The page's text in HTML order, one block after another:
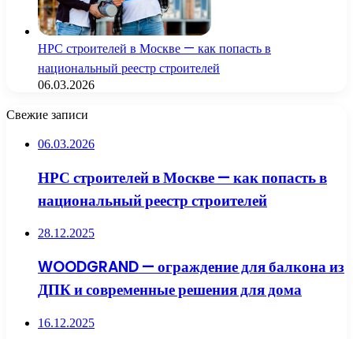
НРС строителей в Москве — как попасть в
национальный реестр строителей
06.03.2026
Свежие записи
06.03.2026
НРС строителей в Москве — как попасть в
национальный реестр строителей
28.12.2025
WOODGRAND — ограждение для балкона из
ДПК и современные решения для дома
16.12.2025